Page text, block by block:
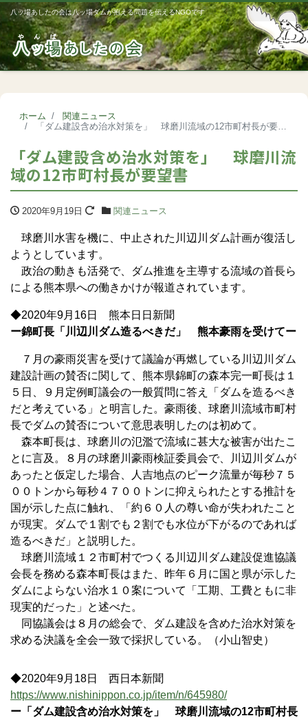
八ッ場あしたの会は八ッ場ダムが抱える問題を伝えるNGOです
ホーム
関連ニュース
「ダム建設含め治水対策を」 球磨川流域の12市町村長が要望書
「ダム建設含め治水対策を」 球磨川流
域の12市町村長が要望書
2020年9月19日 関連ニュース
球磨川水害を機に、中止された川辺川ダム計画が復活し
ようとしています。
政治の動きも活発で、ダム推進を主導する流域の首長ら
による熊本県への働きかけが報道されています。
◆2020年9月16日 熊本日日新聞
ー錦町長「川辺川ダム造るべきだ」 熊本豪雨を受けてー
７月の豪雨災害を受けて議論が再燃している川辺川ダム
建設計画の賛否に関して、熊本県錦町の森本完一町長は１
５日、９月定例町議会の一般質問に答え「ダムを造るべき
だと考えている」と明言した。豪雨後、球磨川流域市町村
長でダムの賛否について意思表明したのは初めて。
森本町長は、球磨川の氾濫で流域に甚大な被害が出たこ
とに言及。８月の球磨川豪雨検証委員会で、川辺川ダムが
あったと仮定した場合、人吉地点のピーク流量が毎秒７５
００トンから毎秒４７００トンに抑えられたとする推計を
国が示した点に触れ、「約６０人の尊い命が失われたこと
が現実。ダムで１割でも２割でも水位が下がるのであれば
造るべきだ」と説明した。
球磨川流域１２市町村でつくる川辺川ダム建設促進協議
会長を務める森本町長はまた、昨年６月に国と県が示した
ダムによらない治水１０案について「工期、工費ともに非
現実的だった」と述べた。
同協議会は８月の総会で、ダム建設を含めた治水対策を
求める決議を全会一致で採択している。（小山智史）
◆2020年9月18日 西日本新聞
https://www.nishinippon.co.jp/item/n/645980/
ー「ダム建設含め治水対策を」 球磨川流域の12市町村長